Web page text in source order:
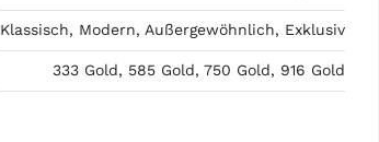
Klassisch, Modern, Außergewöhnlich, Exklusiv
333 Gold, 585 Gold, 750 Gold, 916 Gold